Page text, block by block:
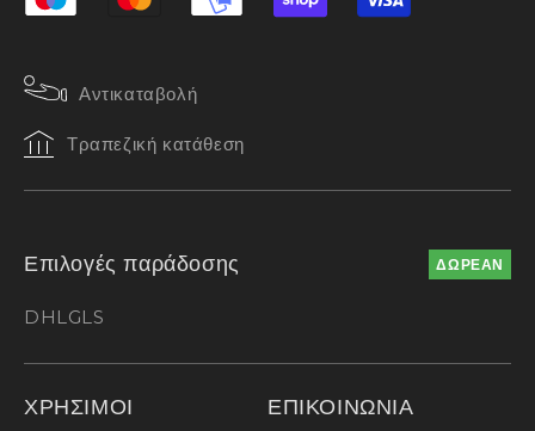
Αντικαταβολή
Τραπεζική κατάθεση
Επιλογές παράδοσης ΔΩΡΕΑΝ
DHLGLS
ΧΡΗΣΙΜΟΙ
ΕΠΙΚΟΙΝΩΝΙΑ